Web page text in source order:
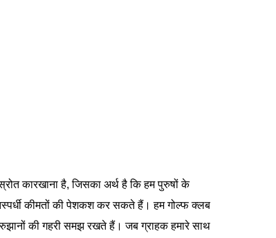
कारखाना है, जिसका अर्थ है कि हम पुरुषों के
कीमतों की पेशकश कर सकते हैं। हम गोल्फ क्लब
की गहरी समझ रखते हैं। जब ग्राहक हमारे साथ